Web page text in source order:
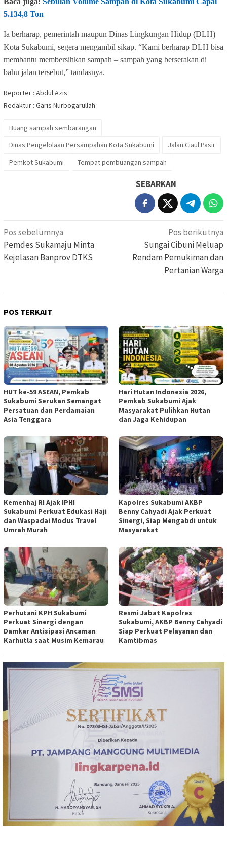
5.134,8 Ton
Ia berharap, pemerintah maupun Dinas Lingkungan Hidup (DLH)
Kota Sukabumi, segera mengambil sikap. “Kami berharap DLH bisa
membantu membersihkan sampah – sampah yang berserakan di
bahu jalan tersebut,” tandasnya.
Reporter : Abdul Azis
Redaktur : Garis Nurbogarullah
Buang sampah sembarangan
Dinas Pengelolaan Persampahan Kota Sukabumi
Jalan Ciaul Pasir
Pemkot Sukabumi
Tempat pembuangan sampah
SEBARKAN
Navigasi
pos
Pos sebelumnya
Pemdes Sukamaju Minta
Kejelasan Banprov DTKS
Pos berikutnya
Sungai Cibuni Meluap
Rendam Pemukiman dan
Pertanian Warga
POS TERKAIT
HUT ke-59 ASEAN, Pemkab
Sukabumi Serukan Semangat
Persatuan dan Perdamaian
Asia Tenggara
Hari Hutan Indonesia 2026,
Pemkab Sukabumi Ajak
Masyarakat Pulihkan Hutan
dan Jaga Kehidupan
Kemenhaj RI Ajak IPHI
Sukabumi Perkuat Edukasi Haji
dan Waspadai Modus Travel
Umrah Murah
Kapolres Sukabumi AKBP
Benny Cahyadi Ajak Perkuat
Sinergi, Siap Mengabdi untuk
Masyarakat
Perhutani KPH Sukabumi
Perkuat Sinergi dengan
Damkar Antisipasi Ancaman
Karhutla saat Musim Kemarau
Resmi Jabat Kapolres
Sukabumi, AKBP Benny Cahyadi
Siap Perkuat Pelayanan dan
Kamtibmas